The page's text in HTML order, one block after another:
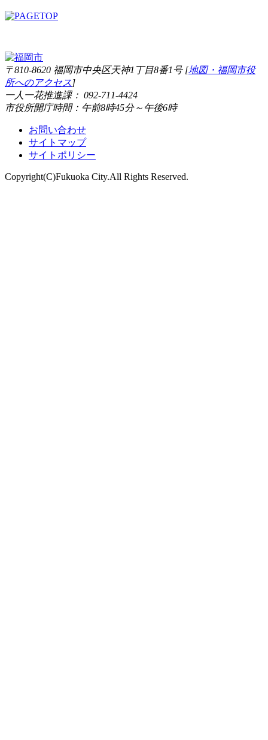
〒810-8620 福岡市中央区天神1丁目8番1号 [地図・福岡市役
所へのアクセス]
一人一花推進課： 092-711-4424
市役所開庁時間：午前8時45分～午後6時
お問い合わせ
サイトマップ
サイトポリシー
Copyright(C)Fukuoka City.All Rights Reserved.